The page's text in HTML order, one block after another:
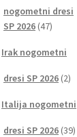
nogometni dresi
SP 2026 4747
Irak nogometni
dresi SP 2026 22
Italija nogometni
dresi SP 2026 3939